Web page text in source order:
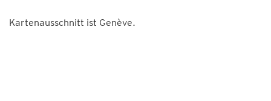
Kartenausschnitt ist Genève.